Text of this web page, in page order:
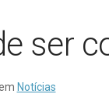
ser
Notícias